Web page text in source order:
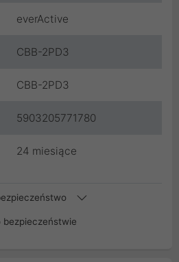
everActive
CBB-2PD3
CBB-2PD3
5903205771780
24 miesiące
bezpieczeństwie